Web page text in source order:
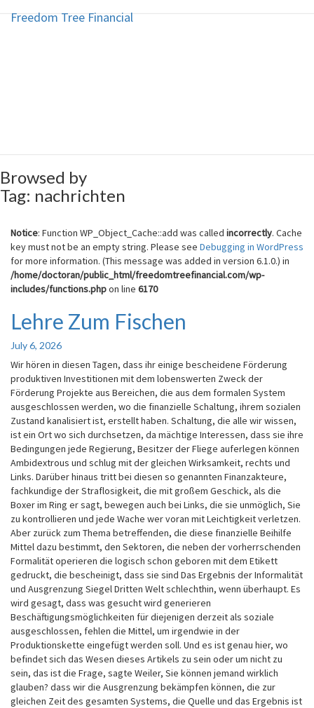
SkipFreedom Tree Financial
Freedom Tree Financial
Browsed by
Tag: nachrichten
Notice: Function WP_Object_Cache::add was called incorrectly. Cache
key must not be an empty string. Please see Debugging in WordPress
for more information. (This message was added in version 6.1.0.) in
/home/doctoran/public_html/freedomtreefinancial.com/wp-
includes/functions.phpon line 6170
Lehre
Zum
Fischen
Lehre Zum Fischen
July 6, 2026
Wir hören in diesen Tagen, dass ihr einige bescheidene Förderung
produktiven Investitionen mit dem lobenswerten Zweck der
Förderung Projekte aus Bereichen, die aus dem formalen System
ausgeschlossen werden, wo die finanzielle Schaltung, ihrem sozialen
Zustand kanalisiert ist, erstellt haben. Schaltung, die alle wir wissen,
ist ein Ort wo sich durchsetzen, da mächtige Interessen, dass sie ihre
Bedingungen jede Regierung, Besitzer der Fliege auferlegen können
Ambidextrous und schlug mit der gleichen Wirksamkeit, rechts und
Links. Darüber hinaus tritt bei diesen so genannten Finanzakteure,
fachkundige der Straflosigkeit, die mit großem Geschick, als die
Boxer im Ring er sagt, bewegen auch bei Links, die sie unmöglich, Sie
zu kontrollieren und jede Wache wer voran mit Leichtigkeit verletzen.
Aber zurück zum Thema betreffenden, die diese finanzielle Beihilfe
Mittel dazu bestimmt, den Sektoren, die neben der vorherrschenden
Formalität operieren die logisch schon geboren mit dem Etikett
gedruckt, die bescheinigt, dass sie sind Das Ergebnis der Informalität
und Ausgrenzung Siegel Dritten Welt schlechthin, wenn überhaupt. Es
wird gesagt, dass was gesucht wird generieren
Beschäftigungsmöglichkeiten für diejenigen derzeit als soziale
ausgeschlossen, fehlen die Mittel, um irgendwie in der
Produktionskette eingefügt werden soll. Und es ist genau hier, wo
befindet sich das Wesen dieses Artikels zu sein oder um nicht zu
sein, das ist die Frage, sagte Weiler, Sie können jemand wirklich
glauben? dass wir die Ausgrenzung bekämpfen können, die zur
gleichen Zeit des gesamten Systems, die Quelle und das Ergebnis ist